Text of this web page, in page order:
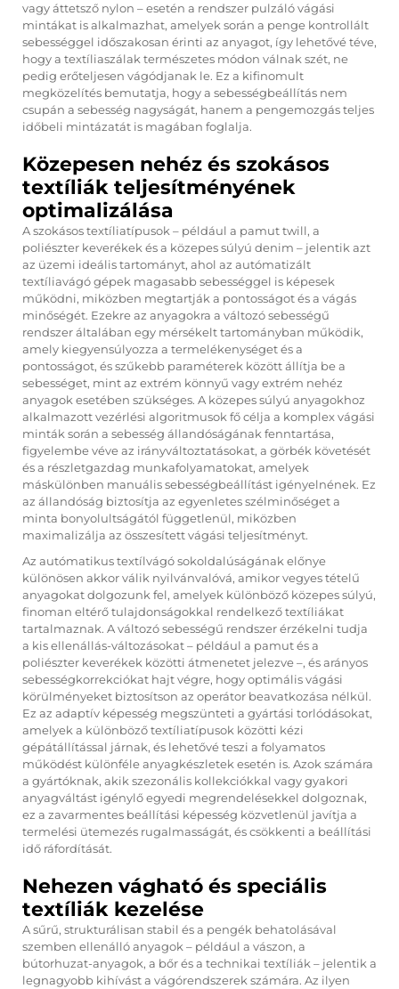
vagy áttetsző nylon – esetén a rendszer pulzáló vágási
mintákat is alkalmazhat, amelyek során a penge kontrollált
sebességgel időszakosan érinti az anyagot, így lehetővé téve,
hogy a textíliaszálak természetes módon válnak szét, ne
pedig erőteljesen vágódjanak le. Ez a kifinomult
megközelítés bemutatja, hogy a sebességbeállítás nem
csupán a sebesség nagyságát, hanem a pengemozgás teljes
időbeli mintázatát is magában foglalja.
Közepesen nehéz és szokásos
textíliák teljesítményének
optimalizálása
A szokásos textíliatípusok – például a pamut twill, a
poliészter keverékek és a közepes súlyú denim – jelentik azt
az üzemi ideális tartományt, ahol az autómatizált
textíliavágó gépek magasabb sebességgel is képesek
működni, miközben megtartják a pontosságot és a vágás
minőségét. Ezekre az anyagokra a változó sebességű
rendszer általában egy mérsékelt tartományban működik,
amely kiegyensúlyozza a termelékenységet és a
pontosságot, és szűkebb paraméterek között állítja be a
sebességet, mint az extrém könnyű vagy extrém nehéz
anyagok esetében szükséges. A közepes súlyú anyagokhoz
alkalmazott vezérlési algoritmusok fő célja a komplex vágási
minták során a sebesség állandóságának fenntartása,
figyelembe véve az irányváltoztatásokat, a görbék követését
és a részletgazdag munkafolyamatokat, amelyek
máskülönben manuális sebességbeállítást igényelnének. Ez
az állandóság biztosítja az egyenletes szélminőséget a
minta bonyolultságától függetlenül, miközben
maximalizálja az összesített vágási teljesítményt.
Az autómatikus textílvágó sokoldalúságának előnye
különösen akkor válik nyilvánvalóvá, amikor vegyes tételű
anyagokat dolgozunk fel, amelyek különböző közepes súlyú,
finoman eltérő tulajdonságokkal rendelkező textíliákat
tartalmaznak. A változó sebességű rendszer érzékelni tudja
a kis ellenállás-változásokat – például a pamut és a
poliészter keverékek közötti átmenetet jelezve –, és arányos
sebességkorrekciókat hajt végre, hogy optimális vágási
körülményeket biztosítson az operátor beavatkozása nélkül.
Ez az adaptív képesség megszünteti a gyártási torlódásokat,
amelyek a különböző textíliatípusok közötti kézi
gépátállítással járnak, és lehetővé teszi a folyamatos
működést különféle anyagkészletek esetén is. Azok számára
a gyártóknak, akik szezonális kollekciókkal vagy gyakori
anyagváltást igénylő egyedi megrendelésekkel dolgoznak,
ez a zavarmentes beállítási képesség közvetlenül javítja a
termelési ütemezés rugalmasságát, és csökkenti a beállítási
idő ráfordítását.
Nehezen vágható és speciális
textíliák kezelése
A sűrű, strukturálisan stabil és a pengék behatolásával
szemben ellenálló anyagok – például a vászon, a
bútorhuzat-anyagok, a bőr és a technikai textíliák – jelentik a
legnagyobb kihívást a vágórendszerek számára. Az ilyen